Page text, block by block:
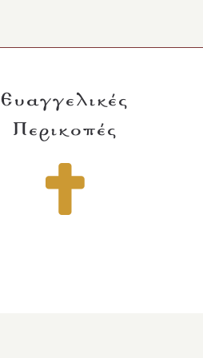
Ευαγγελικές
Περικοπές